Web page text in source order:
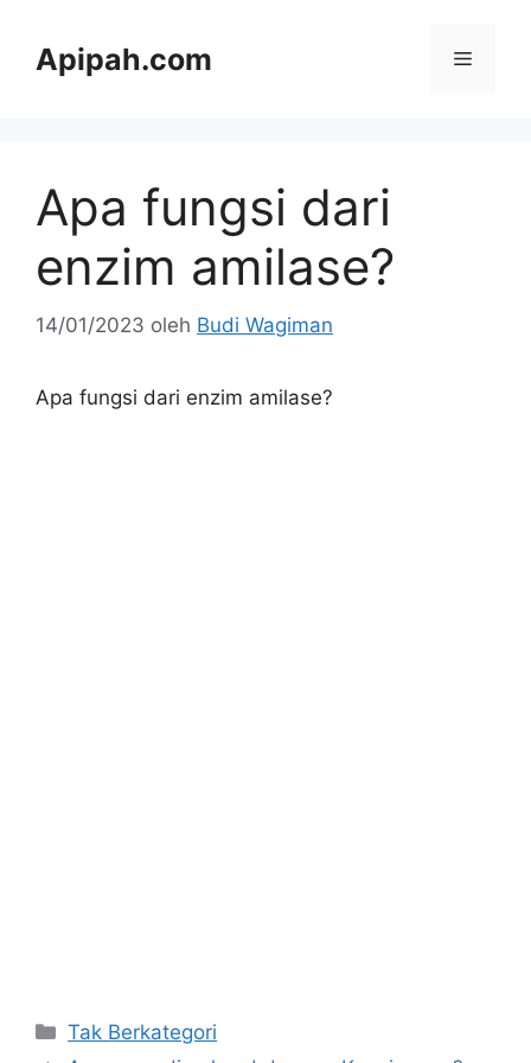
Apipah.com Menu
Apa fungsi dari
enzim amilase?
14/01/2023 oleh Budi Wagiman
Apa fungsi dari enzim amilase?
Kategori
Tak Berkategori